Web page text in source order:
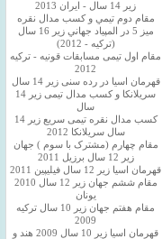
زیر 14 سال - ایران 2013
مقام دوم تيمي و كسب مدال نقره
ميز 5 در المپياد جهاني زير 16 سال
(تركيه - 2012)
مقام اول تیمی مسابقات قونیه - ترکیه
2012
قهرمان اسیا در رده سنی زیر 14 سال
سريلانكا و کسب مدال تیمی زیر 14
سال
کسب مدال نقره تیمی سریع زیر 14
سال سریلانکا 2012
مقام چهارم (مشترک با سوم ) جهان
زیر 12 سال برزیل 2011
قهرمان اسيا زير 12 سال فیلیپین 2011
مقام ششم جهان زیر 12 سال 2010
یونان
مقام هفتم جهان زیر 10 سال ترکیه
2009
قهرمان اسيا زیر 10 سال 2009 هند و